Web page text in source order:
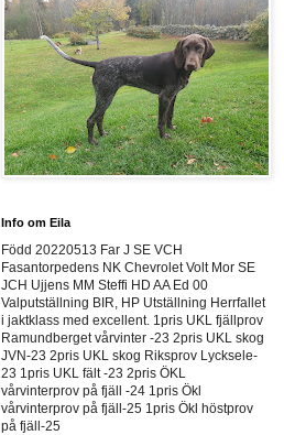
Info om Eila
Född 20220513 Far J SE VCH
Fasantorpedens NK Chevrolet Volt Mor SE
JCH Ujjens MM Steffi HD AA Ed 00
Valputställning BIR, HP Utställning Herrfallet
i jaktklass med excellent. 1pris UKL fjällprov
Ramundberget vårvinter -23 2pris UKL skog
JVN-23 2pris UKL skog Riksprov Lycksele-
23 1pris UKL fält -23 2pris ÖKL
vårvinterprov på fjäll -24 1pris Ökl
vårvinterprov på fjäll-25 1pris Ökl höstprov
på fjäll-25